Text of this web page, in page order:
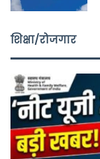
शिक्षा/रोजगार